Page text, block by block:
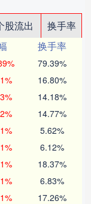
股流出
换手率
换手率
79.39%
16.80%
14.18%
14.77%
5.62%
6.12%
18.37%
6.83%
17.26%